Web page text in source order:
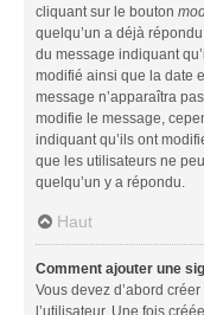
cliquant sur le bouton
quelqu’un a déjà
du message indiquant
modifié ainsi que la date
message n’apparaîtra
modifie le message,
indiquant qu’ils ont
que les utilisateurs ne
quelqu’un y a répondu.
Haut
Comment ajouter une
Vous devez d’abord
l’utilisateur. Une fois